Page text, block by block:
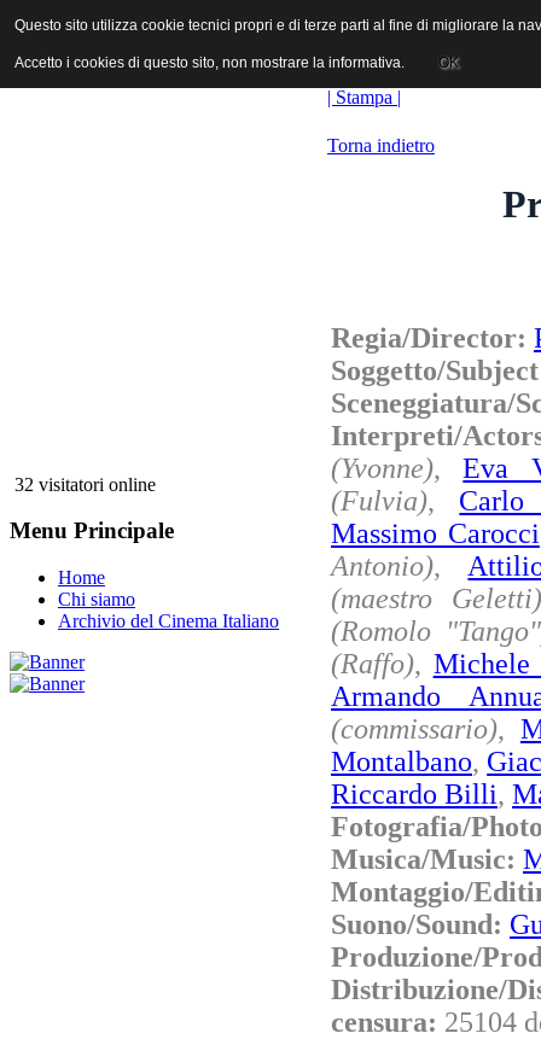
ANICA | Associazione Nazionale Industrie Cinematografiche
32 visitatori online
Menu Principale
Home
Chi siamo
Archivio del Cinema Italiano
| Stampa |
Torna indietro
Regia/Director:
Soggetto/
Sceneggiatura/
Interpreti/
(Yvonne),Eva
(Fulvia), Carlo
Massimo Carocci
Antonio),
(maestro
(Romolo
(Raffo), Michele
Armando
(commissario),
Montalbano,
Riccardo Billi,
Fotografia/
Musica/Music:
Montaggio/
Suono/Sound:
Produzione/
Distribuzione/
censura: 25104
Questo sito utilizza cookie tecnici propri e di terze parti al fine di migliorare la
Accetto i cookies di questo sito, non mostrare la informativa. OK
Questo sito utilizza cookie tecnici propri e di terze parti al fine di migliorare la
Accetto i cookies di questo sito, non mostrare la informativa. OK